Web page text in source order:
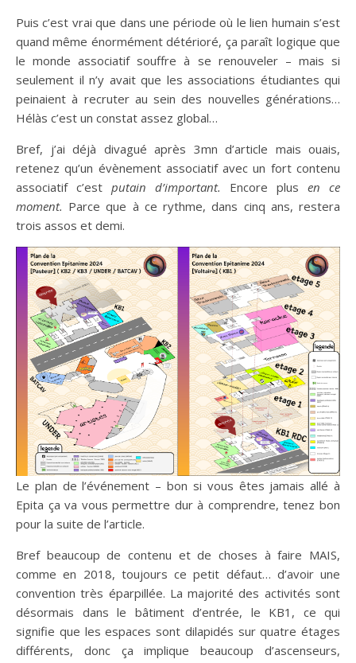
Puis c’est vrai que dans une période où le lien humain s’est
quand même énormément détérioré, ça paraît logique que
le monde associatif souffre à se renouveler – mais si
seulement il n’y avait que les associations étudiantes qui
peinaient à recruter au sein des nouvelles générations…
Hélàs c’est un constat assez global…
Bref, j’ai déjà divagué après 3mn d’article mais ouais,
retenez qu’un évènement associatif avec un fort contenu
associatif c’est putain d’important. Encore plus en ce
moment. Parce que à ce rythme, dans cinq ans, restera
trois assos et demi.
Le plan de l’événement – bon si vous êtes jamais allé à
Epita ça va vous permettre dur à comprendre, tenez bon
pour la suite de l’article.
Bref beaucoup de contenu et de choses à faire MAIS,
comme en 2018, toujours ce petit défaut… d’avoir une
convention très éparpillée. La majorité des activités sont
désormais dans le bâtiment d’entrée, le KB1, ce qui
signifie que les espaces sont dilapidés sur quatre étages
différents, donc ça implique beaucoup d’ascenseurs,